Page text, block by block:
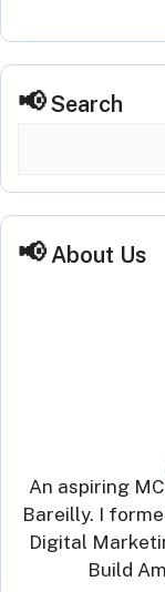
Search
About Us
An aspiring
Bareilly. I
Digital
Build